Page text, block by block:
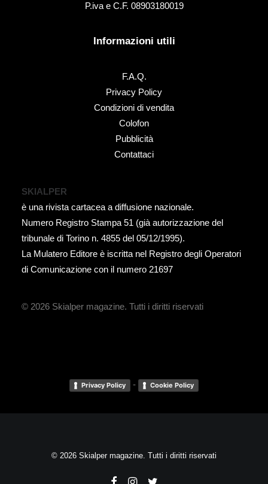
P.iva e C.F. 08903180019
Informazioni utili
F.A.Q.
Privacy Policy
Condizioni di vendita
Colofon
Pubblicità
Contattaci
SKIALPER
è una rivista cartacea a diffusione nazionale.
Numero Registro Stampa 51 (già autorizzazione del
tribunale di Torino n. 4855 del 05/12/1995).
La Mulatero Editore è iscritta nel Registro degli Operatori
di Comunicazione con il numero 21697
© 2026 Skialper magazine. Tutti i diritti riservati
Privacy Policy - Cookie Policy
© 2026 Skialper magazine. Tutti i diritti riservati